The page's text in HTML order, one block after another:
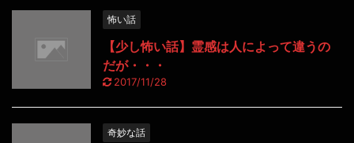
怖い話
【少し怖い話】霊感は人によって違うの
だが・・・
2017/11/28
奇妙な話